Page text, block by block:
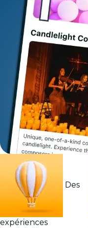
Des
expériences